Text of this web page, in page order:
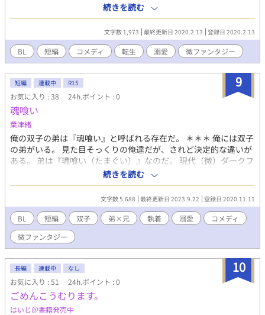
続きを読む
文字数 1,973 最終更新日 2020.2.13 登録日 2020.2.13
BL 短編 コメディ 転生 溺愛 微ファンタジー
9
短編 連載中 R15
お気に入り : 38 24h.ポイント : 0
魂喰い
葉津緒
俺の双子の弟は『魂喰い』と呼ばれる存在だ。 ＊＊＊ 俺には双子
の弟がいる。 見た目そっくりの俺達だが、されど決定的な違いが
ある。 弟は『魂喰い（たまぐい）』なのだ。 現代（微）ダークフ
ァンタジー／双子の兄弟／コメディですが、主人公以外はややシ
リアス／※R15（〜温めの18）
続きを読む
文字数 5,688 最終更新日 2023.9.22 登録日 2020.11.11
BL 短編 双子 弟×兄 執着 溺愛
コメディ
微ファンタジー
10
長編 連載中 なし
お気に入り : 51 24h.ポイント : 0
ごめんこうむります。
はいじ＠書籍発売中